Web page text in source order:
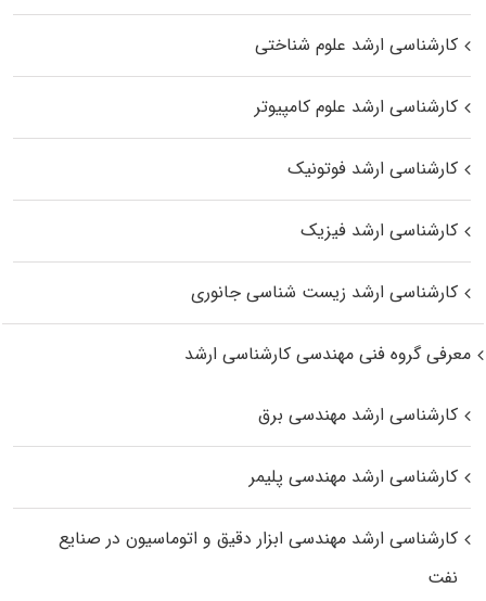
کارشناسی ارشد علوم شناختی
کارشناسی ارشد علوم کامپیوتر
کارشناسی ارشد فوتونیک
کارشناسی ارشد فیزیک
کارشناسی ارشد زیست‌ شناسی جانوری
معرفی گروه فنی مهندسی کارشناسی ارشد
کارشناسی ارشد مهندسی برق
کارشناسی ارشد مهندسی پلیمر
کارشناسی ارشد مهندسی ابزار دقیق و اتوماسیون در صنایع
نفت